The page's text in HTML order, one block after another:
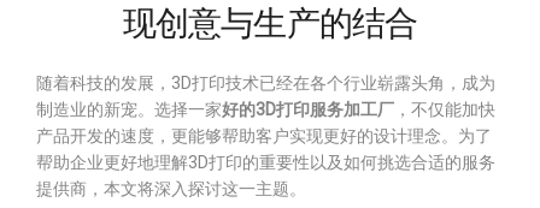
现创意与生产的结合
随着科技的发展，3D打印技术已经在各个行业崭露头角，成为
制造业的新宠。选择一家好的3D打印服务加工厂 ，不仅能加快
产品开发的速度，更能够帮助客户实现更好的设计理念。为了
帮助企业更好地理解3D打印的重要性以及如何挑选合适的服务
提供商，本文将深入探讨这一主题。